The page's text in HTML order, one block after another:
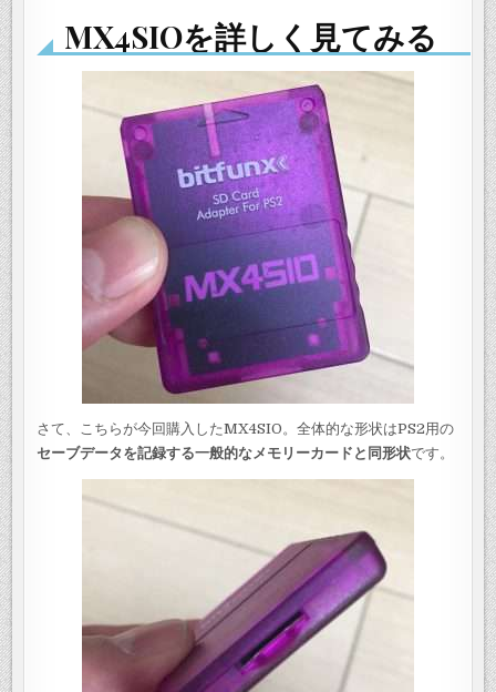
MX4SIOを詳しく見てみる
さて、こちらが今回購入したMX4SIO。全体的な形状はPS2用の
セーブデータを記録する一般的なメモリーカードと同形状です。